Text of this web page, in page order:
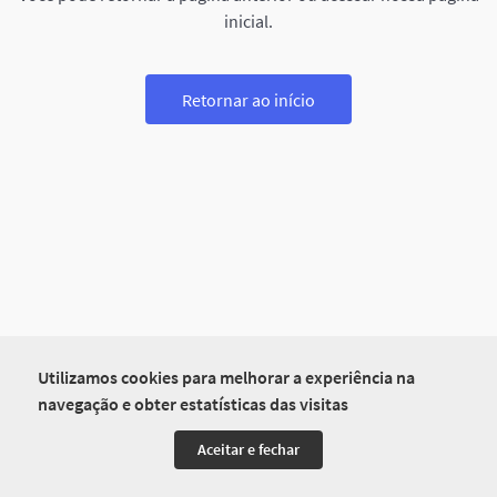
Utilizamos cookies para melhorar a experiência na
navegação e obter estatísticas das visitas
Aceitar e fechar
inicial.
Retornar ao início